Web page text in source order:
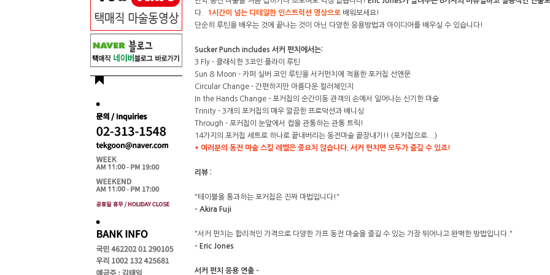
다.
1시간이 넘는 디테일한 인스트럭션 영상으로 배워보세요!
단순히 루틴을 배우는 것에 끝나는 것이 아닌 다양한 응용방법과 아이디어를 배우실 수 있습니다!
Sucker Punch includes 서커 펀치에서는:
3 Fly - 클래식한 3코인 플라이 루틴
Sun & Moon - 카퍼 실버 코인 루틴을 서커펀치에 적용한 포커칩 선앤문
Circular Change - 간편하지만 아름다운 컬러체인지
In the Hands Change - 포커칩의 순간이동 관객의 손에서 일어나는 신기한 마술
Trinity - 3개의 포커칩의 매우 깔끔한 프로덕션과 배니싱
Through - 포커칩이 눈앞에서 컵을 관통하는 관통 트릭!
14가지의 포커칩 세트로 하나로 끝내버리는 동전마술 끝장내기!! (포커칩으로...)
* 여러분의 동전 마술 스킬 레벨은 중요치 않습니다. 서커 펀치면 모두가 즐길 수 있죠!
리뷰 :
"테이블을 통과하는 포커칩은 진짜 마법입니다!"
- Akira Fuji
"서커 펀치는 합리적인 가격으로 다양한 가프 동전 마술을 즐길 수 있는 가장 뛰어나고 완벽한 방법입니다."
- Eric Jones
서커 펀치 응용 연출 -